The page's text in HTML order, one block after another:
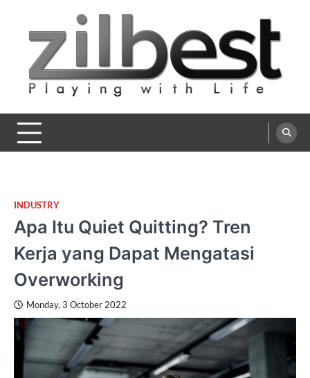
content
Zilbest
Playing with Life
INDUSTRY
Apa Itu Quiet Quitting? Tren
Kerja yang Dapat Mengatasi
Overworking
Monday, 3 October 2022